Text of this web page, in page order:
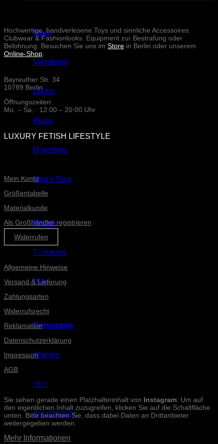
Toys
Vibratoren
Dildos
Plugs
Drugstore
Men's Toys
Fetish
Fixierung
Play
Dresscode
Women
Men
Accessoires
Hochwertige, handverlesene Toys und sinnliche Accessoires.
Clubwear & Fashionlooks. Equipment zur Bestrafung oder
Belohnung. Besuchen Sie uns im Store in Berlin oder unserem
Online-Shop
Bayreuther Str. 34
10789 Berlin
Öffnungszeiten:
Mo. – Sa.: 12:00 – 20:00 Uhr
LUXURY FETISH LIFESTYLE
Mein Konto
Größentabelle
Materialkunde
Als Großhändler registrieren
Widerrufen
Informationen
Allgemeine Hinweise
Versand & Lieferung
Zahlungsarten
Widerrufsrecht
Reklamation
Datenschutzerklärung
Impressum
AGB
INSTAGRAM-POSTS
Sie sehen gerade einen Platzhalterinhalt von Instagram . Um auf
den eigentlichen Inhalt zuzugreifen, klicken Sie auf die Schaltfläche
unten. Bitte beachten Sie, dass dabei Daten an Drittanbieter
weitergegeben werden.
Mehr Informationen